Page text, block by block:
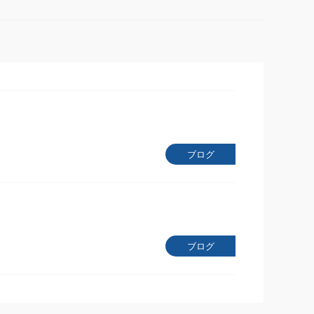
ブログ
ブログ